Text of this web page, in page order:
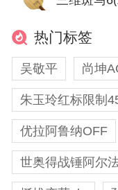
热门标签
吴敬平 尚坤
朱玉玲红标限制
优拉阿鲁纳OFF
世奥得战锤阿尔